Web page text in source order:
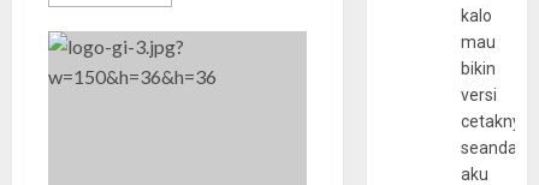
kalo
mau
bikin
versi
cetaknya
aku